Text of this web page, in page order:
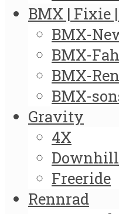
BMX | Fixie
BMX-
BMX-
BMX-
BMX-
Gravity
4X
Downhill
Freeride
Rennrad